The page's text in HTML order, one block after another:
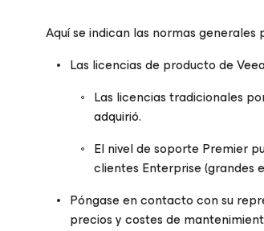
Aquí se indican las normas
Las licencias de producto de
Las licencias tradicionales
adquirió.
El nivel de soporte Premier
clientes Enterprise (grandes
Póngase en contacto con su
precios y costes de